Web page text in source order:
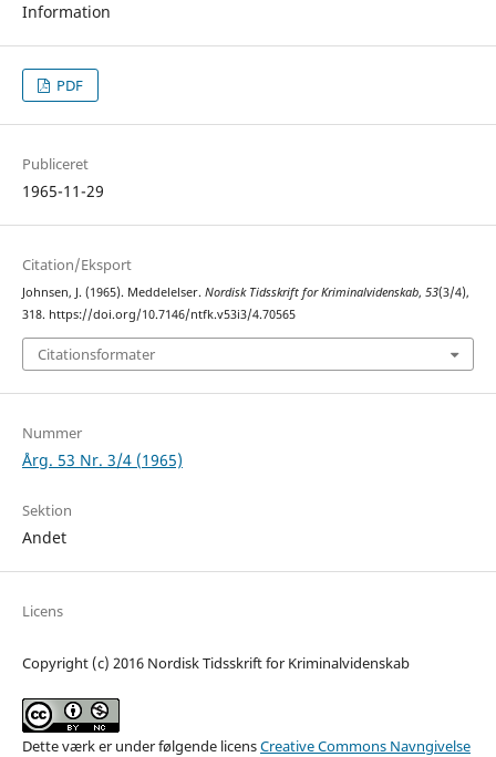
Information
PDF
Publiceret
1965-11-29
Citation/Eksport
Johnsen, J. (1965). Meddelelser. Nordisk Tidsskrift for Kriminalvidenskab, 53(3/4),
318. https://doi.org/10.7146/ntfk.v53i3/4.70565
Citationsformater
Nummer
Årg. 53 Nr. 3/4 (1965)
Sektion
Andet
Licens
Copyright (c) 2016 Nordisk Tidsskrift for Kriminalvidenskab
Dette værk er under følgende licensCreative Commons Navngivelse